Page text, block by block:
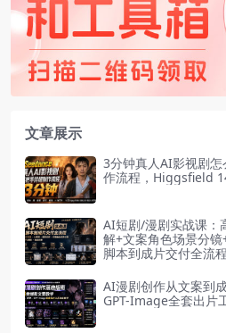
文章展示
3分钟真人AI影视剧
作流程，Higgsfield
AI短剧/漫剧实战课：
解+文案角色场景分
脚本到成片交付全流程
AI漫剧创作从文案到
GPT-Image全套出片